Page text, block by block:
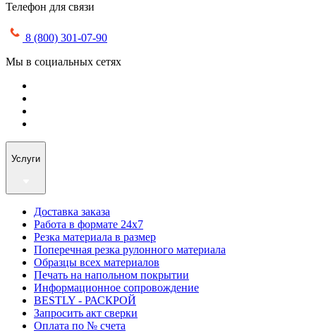
Телефон для связи
8 (800) 301-07-90
Мы в социальных сетях
Услуги
Доставка заказа
Работа в формате 24х7
Резка материала в размер
Поперечная резка рулонного материала
Образцы всех материалов
Печать на напольном покрытии
Информационное сопровождение
BESTLY - РАСКРОЙ
Запросить акт сверки
Оплата по № счета